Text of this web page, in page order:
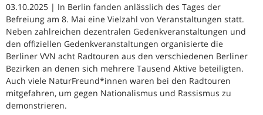
03.10.2025 | In Berlin fanden anlässlich des Tages der
Befreiung am 8. Mai eine Vielzahl von Veranstaltungen statt.
Neben zahlreichen dezentralen Gedenkveranstaltungen und
den offiziellen Gedenkveranstaltungen organisierte die
Berliner VVN acht Radtouren aus den verschiedenen Berliner
Bezirken an denen sich mehrere Tausend Aktive beteiligten.
Auch viele NaturFreund*innen waren bei den Radtouren
mitgefahren, um gegen Nationalismus und Rassismus zu
demonstrieren.